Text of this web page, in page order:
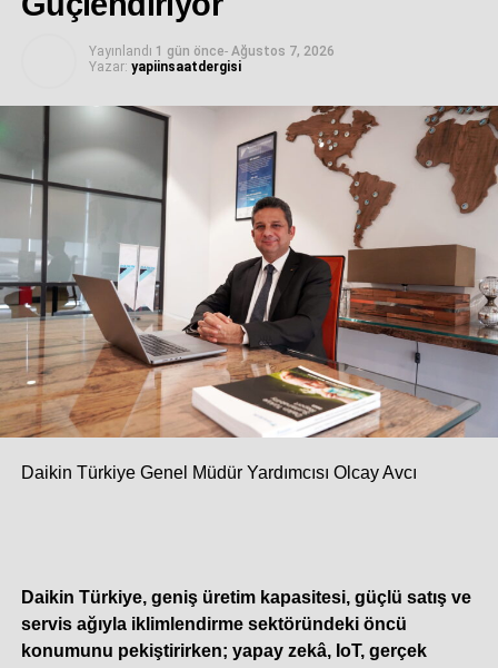
yapılmasına imkan tanıyan tesis, birden fazla istasyonda
yapılan işlemlerin tek bir istasyonda gerçekleştirilmesini
sağlayarak alan ve zaman tasarrufu da sağlayacak.
İLGİLİ KONULAR:
SONRAKI YAZI
Aironn’un Yüksek Verimli Tünel Fanları Mojet
Teknolojisi ile Birleşiyor
KAÇIRMAYIN
Form Freva, ilk üretimini gerçekleştirdi
Yayınlandı 1 gün önce- Ağustos 7, 2026
Yazar: yapiinsaatdergisi
Daikin Türkiye Genel Müdür Yardımcısı Olcay Avcı
Daikin Türkiye, geniş üretim kapasitesi, güçlü satış ve
servis ağıyla iklimlendirme sektöründeki öncü
konumunu pekiştirirken; yapay zekâ, IoT, gerçek